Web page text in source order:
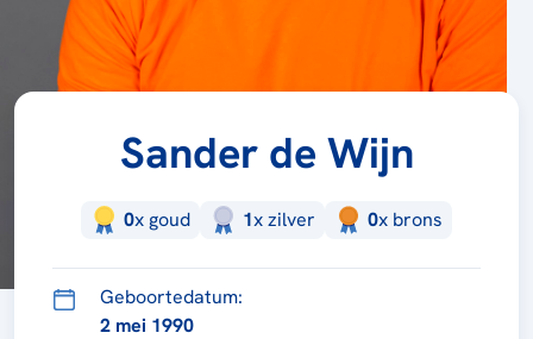
Sander de Wijn
0x goud 1xzilver 0x brons
Geboortedatum:
2 mei 1990